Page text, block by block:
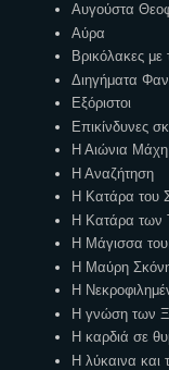
Αυγούστα
Αύρα
Βρικόλακες με
Διηγήματα
Εξόριστοι
Επικίνδυνες
Η Αιώνια
Η Αναζήτηση
Η Κατάρα του
Η Κατάρα των
Η Μάγισσα
Η Μαύρη
Η
Η γνώση των
Η καρδιά σε
Η λύκαινα και